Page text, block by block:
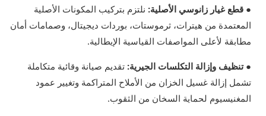
● قطع غيار زانوسي الأصلية: نلتزم بتركيب المكونات الأصلية
المعتمدة من هيترات، ثرموستات، بوردات ديجيتال، وصمامات أمان
مطابقة لأعلى المواصفات القياسية الإيطالية.
● تنظيف وإزالة التكلسات الجيرية: تقديم صيانة وقائية متكاملة
تشمل إزالة غسيل الخزان من الأملاح المتراكمة وتغيير عمود
المغنيسيوم لحماية السخان من الثقوب.